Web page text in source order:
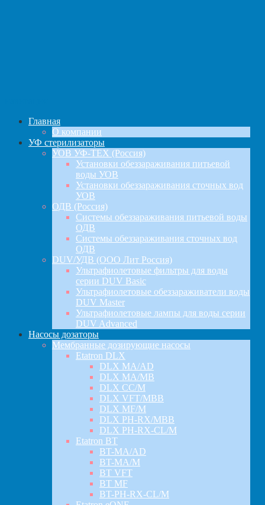
Главная
О компании
УФ стерилизаторы
УОВ УФ-ТЕХ (Россия)
Установки обеззараживания питьевой
воды УОВ
Установки обеззараживания сточных вод
УОВ
ОДВ (Россия)
Системы обеззараживания питьевой воды
ОДВ
Системы обеззараживания сточных вод
ОДВ
DUV/УДВ (ООО Лит Россия)
Ультрафиолетовые фильтры для воды
серии DUV Basic
Ультрафиолетовые обеззараживатели воды
DUV Master
Ультрафиолетовые лампы для воды серии
DUV Advanced
Насосы дозаторы
Мембранные дозирующие насосы
Etatron DLX
DLX MA/AD
DLX MA/MB
DLX CC/M
DLX VFT/MBB
DLX MF/M
DLX PH-RX/MBB
DLX PH-RX-CL/M
Etatron BT
BT-MA/AD
BT-MA/M
BT VFT
BT MF
BT-PH-RX-CL/M